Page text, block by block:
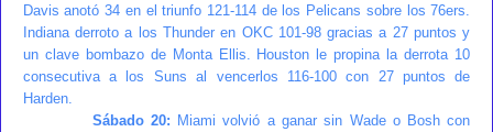
Davis anotó 34 en el triunfo 121-114 de los Pelicans sobre los 76ers.
Indiana derroto a los Thunder en OKC 101-98 gracias a 27 puntos y
un clave bombazo de Monta Ellis. Houston le propina la derrota 10
consecutiva a los Suns al vencerlos 116-100 con 27 puntos de
Harden.
Sábado 20: Miami volvió a ganar sin Wade o Bosh con